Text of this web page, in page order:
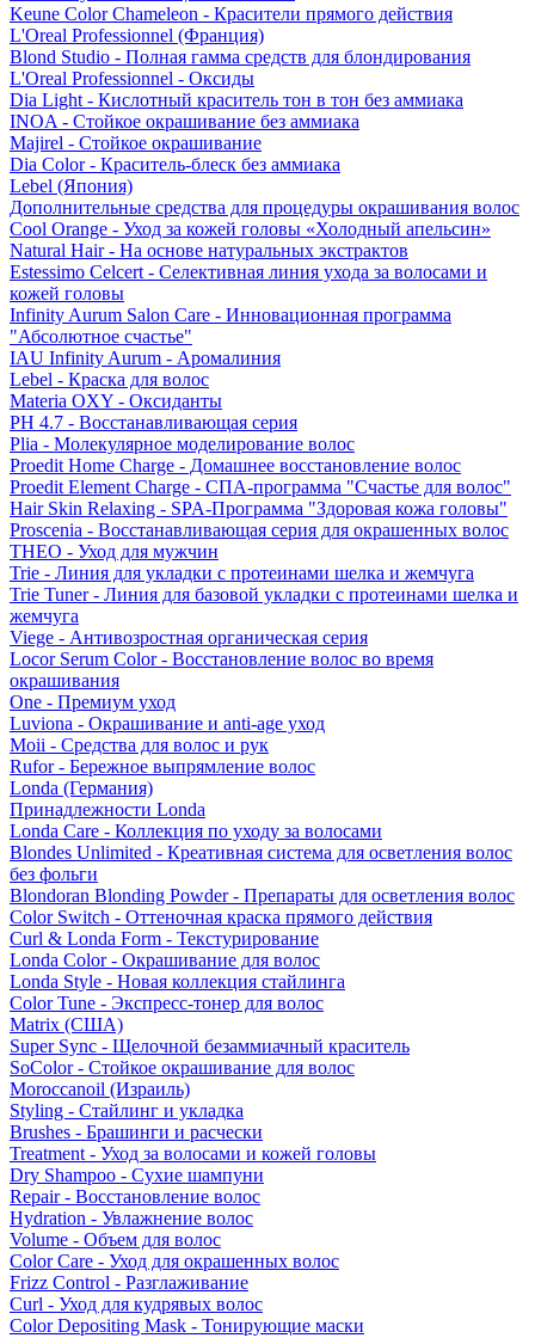
Keune Color Chameleon - Красители прямого действия
L'Oreal Professionnel (Франция)
Blond Studio - Полная гамма средств для блондирования
L'Oreal Professionnel - Оксиды
Dia Light - Кислотный краситель тон в тон без аммиака
INOA - Стойкое окрашивание без аммиака
Majirel - Стойкое окрашивание
Dia Color - Краситель-блеск без аммиака
Lebel (Япония)
Дополнительные средства для процедуры окрашивания волос
Cool Orange - Уход за кожей головы «Холодный апельсин»
Natural Hair - На основе натуральных экстрактов
Estessimo Celcert - Селективная линия ухода за волосами и
кожей головы
Infinity Aurum Salon Care - Инновационная программа
"Абсолютное счастье"
IAU Infinity Aurum - Аромалиния
Lebel - Краска для волос
Materia OXY - Оксиданты
PH 4.7 - Восстанавливающая серия
Plia - Молекулярное моделирование волос
Proedit Home Charge - Домашнее восстановление волос
Proedit Element Charge - СПА-программа "Счастье для волос"
Hair Skin Relaxing - SPA-Программа "Здоровая кожа головы"
Proscenia - Восстанавливающая серия для окрашенных волос
THEO - Уход для мужчин
Trie - Линия для укладки с протеинами шелка и жемчуга
Trie Tuner - Линия для базовой укладки с протеинами шелка и
жемчуга
Viege - Антивозростная органическая серия
Locor Serum Color - Восстановление волос во время
окрашивания
One - Премиум уход
Luviona - Окрашивание и anti-age уход
Moii - Средства для волос и рук
Rufor - Бережное выпрямление волос
Londa (Германия)
Принадлежности Londa
Londa Care - Коллекция по уходу за волосами
Blondes Unlimited - Креативная система для осветления волос
без фольги
Blondoran Blonding Powder - Препараты для осветления волос
Color Switch - Оттеночная краска прямого действия
Curl & Londa Form - Текстурирование
Londa Color - Окрашивание для волос
Londa Style - Новая коллекция стайлинга
Color Tune - Экспресс-тонер для волос
Matrix (США)
Super Sync - Щелочной безаммиачный краситель
SoColor - Стойкое окрашивание для волос
Moroccanoil (Израиль)
Styling - Стайлинг и укладка
Brushes - Брашинги и расчески
Treatment - Уход за волосами и кожей головы
Dry Shampoo - Сухие шампуни
Repair - Восстановление волос
Hydration - Увлажнение волос
Volume - Объем для волос
Color Care - Уход для окрашенных волос
Frizz Control - Разглаживание
Curl - Уход для кудрявых волос
Color Depositing Mask - Тонирующие маски